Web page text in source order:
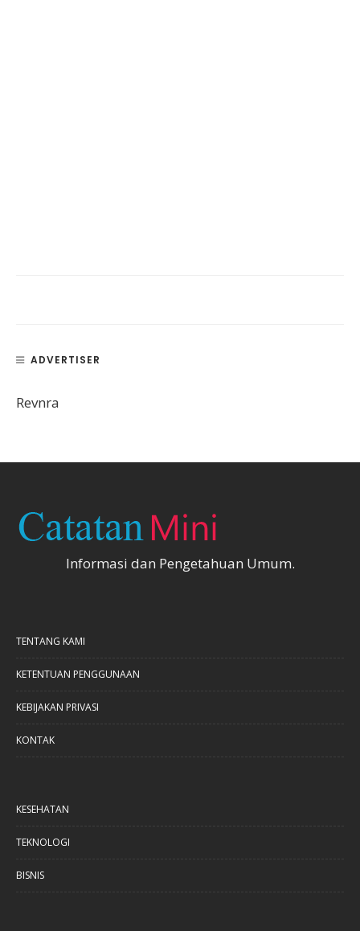
ADVERTISER
Revnra
Informasi dan Pengetahuan Umum.
TENTANG KAMI
KETENTUAN PENGGUNAAN
KEBIJAKAN PRIVASI
KONTAK
KESEHATAN
TEKNOLOGI
BISNIS